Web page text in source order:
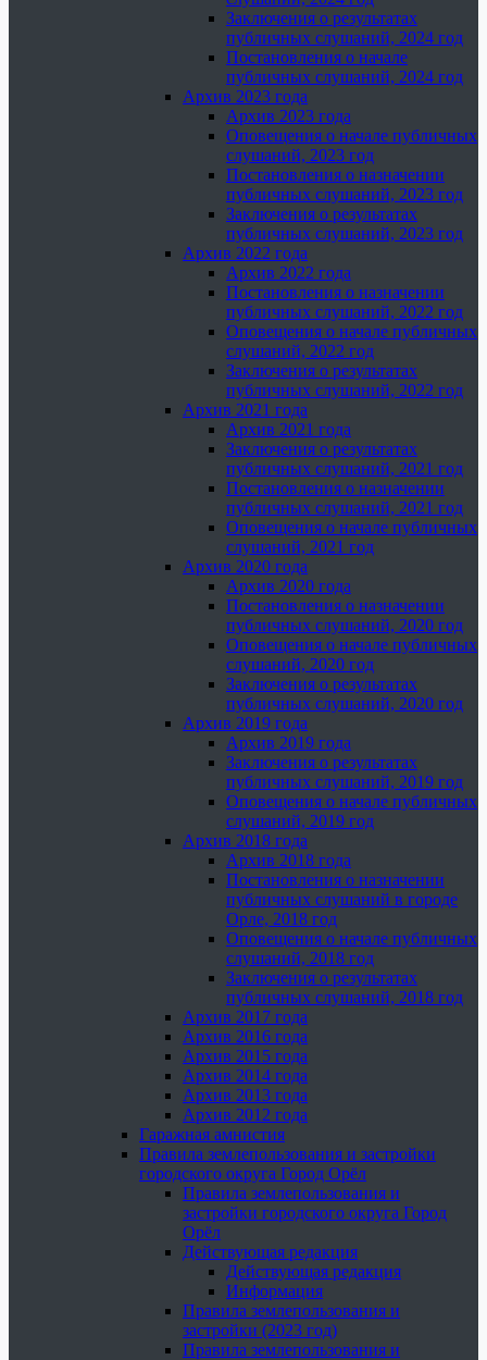
Заключения о результатах
публичных слушаний, 2024 год
Постановления о начале
публичных слушаний, 2024 год
Архив 2023 года
Архив 2023 года
Оповещения о начале публичных
слушаний, 2023 год
Постановления о назначении
публичных слушаний, 2023 год
Заключения о результатах
публичных слушаний, 2023 год
Архив 2022 года
Архив 2022 года
Постановления о назначении
публичных слушаний, 2022 год
Оповещения о начале публичных
слушаний, 2022 год
Заключения о результатах
публичных слушаний, 2022 год
Архив 2021 года
Архив 2021 года
Заключения о результатах
публичных слушаний, 2021 год
Постановления о назначении
публичных слушаний, 2021 год
Оповещения о начале публичных
слушаний, 2021 год
Архив 2020 года
Архив 2020 года
Постановления о назначении
публичных слушаний, 2020 год
Оповещения о начале публичных
слушаний, 2020 год
Заключения о результатах
публичных слушаний, 2020 год
Архив 2019 года
Архив 2019 года
Заключения о результатах
публичных слушаний, 2019 год
Оповещения о начале публичных
слушаний, 2019 год
Архив 2018 года
Архив 2018 года
Постановления о назначении
публичных слушаний в городе
Орле, 2018 год
Оповещения о начале публичных
слушаний, 2018 год
Заключения о результатах
публичных слушаний, 2018 год
Архив 2017 года
Архив 2016 года
Архив 2015 года
Архив 2014 года
Архив 2013 года
Архив 2012 года
Гаражная амнистия
Правила землепользования и застройки
городского округа Город Орёл
Правила землепользования и
застройки городского округа Город
Орёл
Действующая редакция
Действующая редакция
Информация
Правила землепользования и
застройки (2023 год)
Правила землепользования и